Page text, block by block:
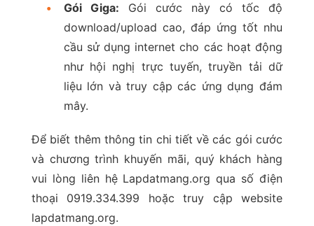
•
Gói Giga: Gói cước này có tốc độ
download/upload cao, đáp ứng tốt nhu
cầu sử dụng internet cho các hoạt động
như hội nghị trực tuyến, truyền tải dữ
liệu lớn và truy cập các ứng dụng đám
mây.
Để biết thêm thông tin chi tiết về các gói cước
và chương trình khuyến mãi, quý khách hàng
vui lòng liên hệ Lapdatmang.org qua số điện
thoại 0919.334.399 hoặc truy cập website
lapdatmang.org.